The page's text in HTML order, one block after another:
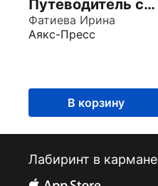
Путеводитель с
маршрутами
Фатиева Ирина
Аякс-Пресс
В корзину
Лабиринт в кармане